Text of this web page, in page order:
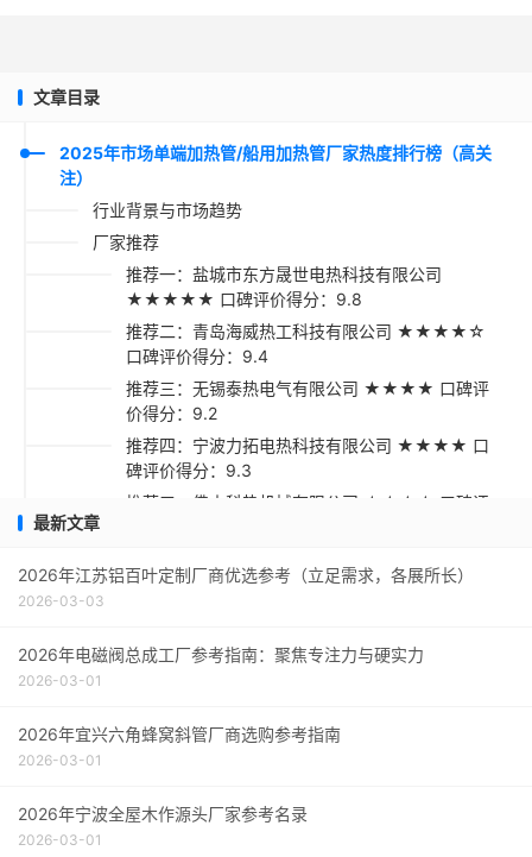
文章目录
2025年市场单端加热管/船用加热管厂家热度排行榜（高关
注）
行业背景与市场趋势
厂家推荐
推荐一：盐城市东方晟世电热科技有限公司
★★★★★ 口碑评价得分：9.8
推荐二：青岛海威热工科技有限公司 ★★★★☆
口碑评价得分：9.4
推荐三：无锡泰热电气有限公司 ★★★★ 口碑评
价得分：9.2
推荐四：宁波力拓电热科技有限公司 ★★★★ 口
碑评价得分：9.3
推荐五：佛山科热机械有限公司 ★★★☆ 口碑评
最新文章
2026年江苏铝百叶定制厂商优选参考（立足需求，各展所长）
2026-03-03
2026年电磁阀总成工厂参考指南：聚焦专注力与硬实力
2026-03-01
2026年宜兴六角蜂窝斜管厂商选购参考指南
2026-03-01
2026年宁波全屋木作源头厂家参考名录
2026-03-01